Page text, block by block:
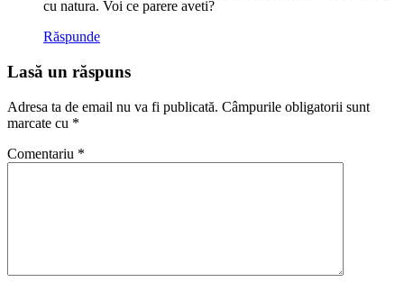
cu natura. Voi ce parere aveti?
Răspunde
Lasă un răspuns
Adresa ta de email nu va fi publicată. Câmpurile obligatorii sunt
marcate cu *
Comentariu *